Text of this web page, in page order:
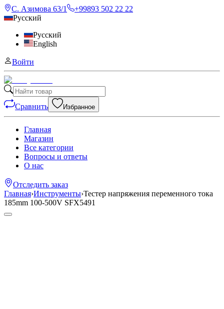
С. Азимова 63/1
+99893 502 22 22
Русский
Русский
English
Войти
Сравнить Избранное
Главная
Магазин
Все категории
Вопросы и ответы
О нас
Отследить заказ
Главная›Инструменты›Тестер напряжения переменного тока
185mm 100-500V SFX5491